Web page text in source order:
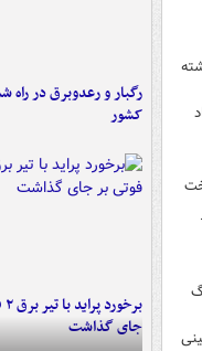
اهواز–شوش ۲ کشته
رگبار و رعدوبرق در راه
کشور
جای گذاشت